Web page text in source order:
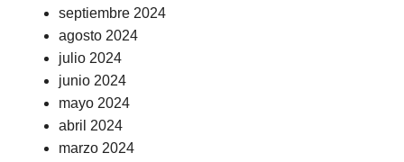
septiembre 2024
agosto 2024
julio 2024
junio 2024
mayo 2024
abril 2024
marzo 2024